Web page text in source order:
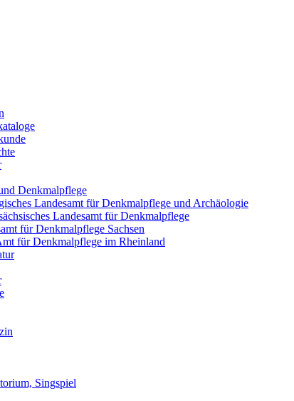
Denkmalpflege
Landesamt für Denkmalpflege und Archäologie
Landesamt für Denkmalpflege
für Denkmalpflege Sachsen
für Denkmalpflege im Rheinland
Singspiel